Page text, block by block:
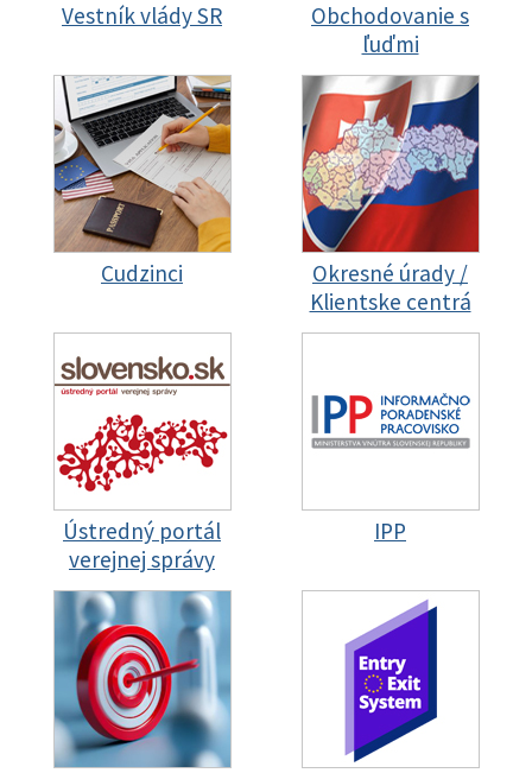
Vestník vlády SR
Obchodovanie s
ľuďmi
Cudzinci
Okresné úrady /
Klientske centrá
Ústredný portál
verejnej správy
IPP